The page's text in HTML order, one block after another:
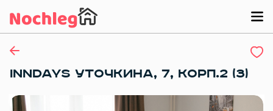
INNDAYS УТОЧКИНА, 7, КОРП.2 (3)